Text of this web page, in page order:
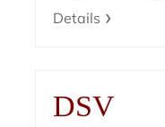
Details
DSV